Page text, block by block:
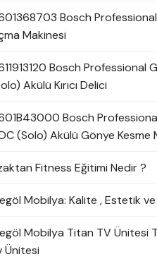
Bosch
Makinesi
Bosch Professional
Akülü Kırıcı Delici
Bosch
(Solo) Akülü Gönye Kesme
Fitness Eğitimi Nedir ?
Mobilya: Kalite , Estetik
Mobilya Titan TV Ünitesi
Ünitesi